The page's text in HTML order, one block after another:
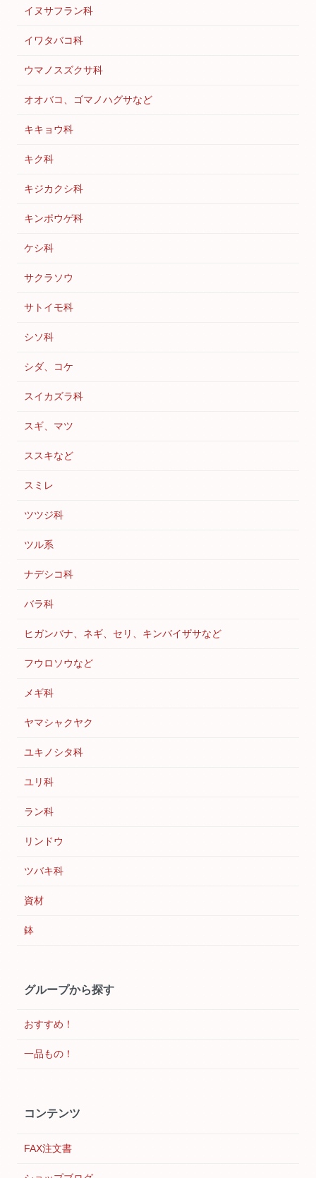
イヌサフラン科
イワタバコ科
ウマノスズクサ科
オオバコ、ゴマノハグサなど
キキョウ科
キク科
キジカクシ科
キンポウゲ科
ケシ科
サクラソウ
サトイモ科
シソ科
シダ、コケ
スイカズラ科
スギ、マツ
ススキなど
スミレ
ツツジ科
ツル系
ナデシコ科
バラ科
ヒガンバナ、ネギ、セリ、キンバイザサなど
フウロソウなど
メギ科
ヤマシャクヤク
ユキノシタ科
ユリ科
ラン科
リンドウ
ツバキ科
資材
鉢
グループから探す
おすすめ！
一品もの！
コンテンツ
FAX注文書